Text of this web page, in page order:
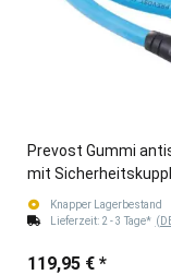
Prevost Gummi
mit
Knapper Lagerbestand
Lieferzeit: 2 - 3 Tage*
119,95 € *